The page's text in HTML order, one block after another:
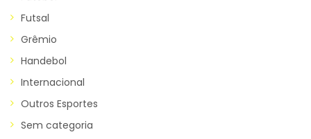
Futsal
Grêmio
Handebol
Internacional
Outros Esportes
Sem categoria